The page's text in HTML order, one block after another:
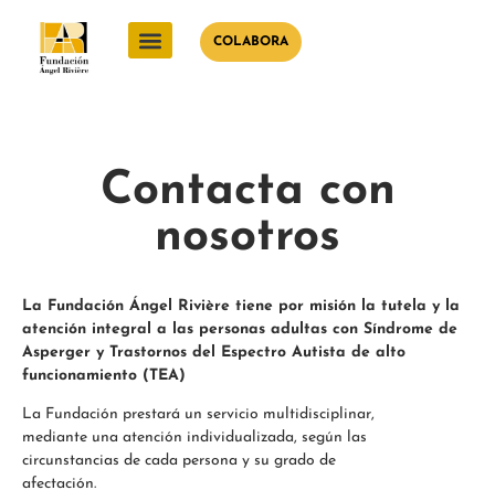
COLABORA
Contacta con
nosotros
La Fundación Ángel Rivière tiene por misión la tutela y la
atención integral a las personas adultas con Síndrome de
Asperger y Trastornos del Espectro Autista de alto
funcionamiento (TEA)
La Fundación prestará un servicio multidisciplinar,
mediante una atención individualizada, según las
circunstancias de cada persona y su grado de
afectación.